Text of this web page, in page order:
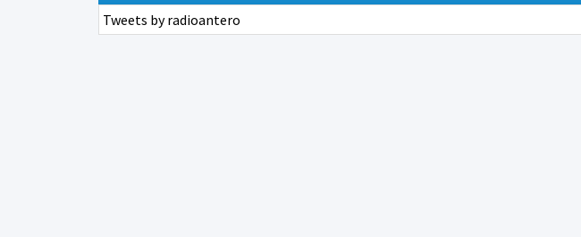
Tweets by radioantero